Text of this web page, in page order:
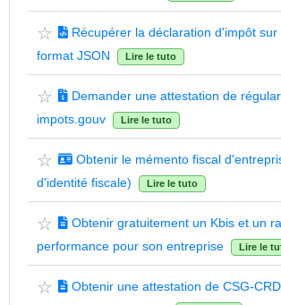
☆
Récupérer la déclaration d'impôt sur
format JSON
Lire le tuto
☆
Demander une attestation de
impots.gouv
Lire le tuto
☆
Obtenir le mémento fiscal
d'identité fiscale)
Lire le tuto
☆
Obtenir gratuitement un Kbis et un
performance pour son entreprise
Lire le
☆
Obtenir une attestation de CSG-